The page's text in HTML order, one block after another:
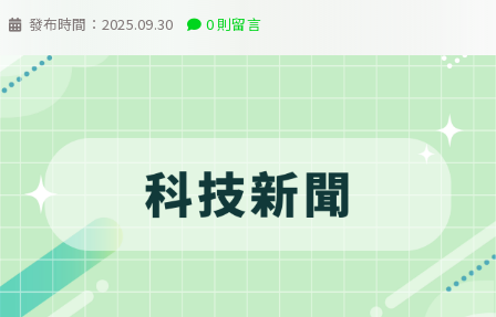
發布時間： 2025.09.30 0 則留言